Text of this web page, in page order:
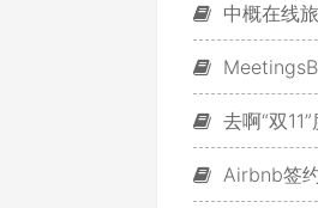
中概在线
去啊“双
Airbnb签